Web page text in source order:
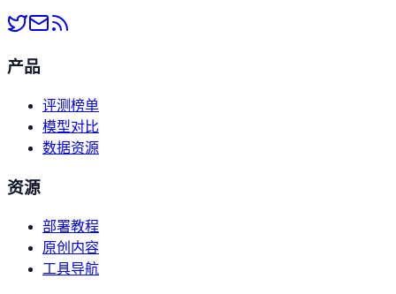
产品
评测榜单
模型对比
数据资源
资源
部署教程
原创内容
工具导航